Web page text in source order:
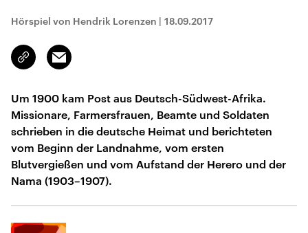
Hörspiel von Hendrik Lorenzen | 18.09.2017
Link
kopieren/teilen
Email
Um 1900 kam Post aus Deutsch-Südwest-Afrika.
Missionare, Farmersfrauen, Beamte und Soldaten
schrieben in die deutsche Heimat und berichteten
vom Beginn der Landnahme, vom ersten
Blutvergießen und vom Aufstand der Herero und der
Nama (1903–1907).